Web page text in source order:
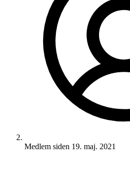
Medlem siden 19. maj. 2021